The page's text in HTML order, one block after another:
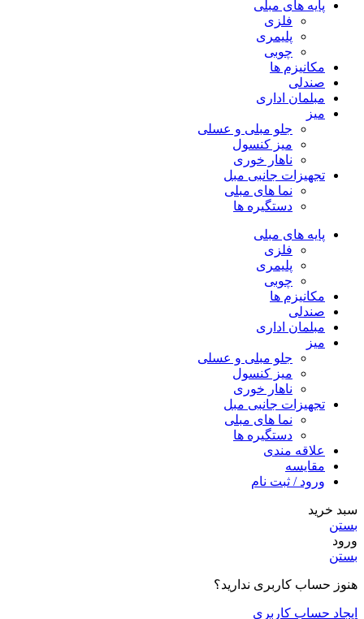
پایه های مبلی
فلزی
پلیمری
چوبی
مکانیزم ها
صندلی
مبلمان اداری
میز
جلو مبلی و عسلی
میز کنسول
ناهار خوری
تجهیزات جانبی مبل
نما های مبلی
دستگیره ها
پایه های مبلی
فلزی
پلیمری
چوبی
مکانیزم ها
صندلی
مبلمان اداری
میز
جلو مبلی و عسلی
میز کنسول
ناهار خوری
تجهیزات جانبی مبل
نما های مبلی
دستگیره ها
علاقه مندی
مقایسه
ورود / ثبت نام
سبد خرید
بستن
ورود
بستن
هنوز حساب کاربری ندارید؟
ایجاد حساب کاربری